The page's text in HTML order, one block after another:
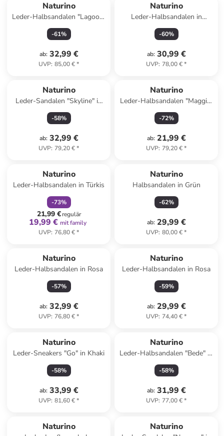
Naturino
Leder-Halbsandalen "Lagoon"
in Lila
-61%
ab: 32,99 €
UVP: 85,00 €*
Naturino
Leder-Halbsandalen in
Dunkelblau
-60%
ab: 30,99 €
UVP: 78,00 €*
Naturino
Leder-Sandalen "Skyline" in
Blau
-58%
ab: 32,99 €
UVP: 79,20 €*
Naturino
Leder-Halbsandalen "Maggie"
in Pink
-72%
ab: 21,99 €
UVP: 79,20 €*
Naturino
Leder-Halbsandalen in Türkis
-73%
21,99 €regulär
19,99 € mit family
UVP: 76,80 €*
Naturino
Halbsandalen in Grün
-62%
ab: 29,99 €
UVP: 80,00 €*
Naturino
Leder-Halbsandalen in Rosa
-57%
ab: 32,99 €
UVP: 76,80 €*
Naturino
Leder-Halbsandalen in Rosa
-59%
ab: 29,99 €
UVP: 74,40 €*
Naturino
Leder-Sneakers "Go" in Khaki
-58%
ab: 33,99 €
UVP: 81,60 €*
Naturino
Leder-Halbsandalen "Bede" in
Khaki
-58%
ab: 31,99 €
UVP: 77,00 €*
Naturino Naturino